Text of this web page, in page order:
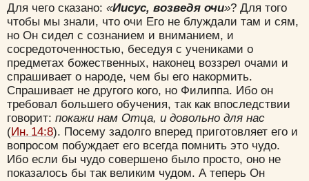
Для чего сказано: «Иисус, возведя очи»? Для того
чтобы мы знали, что очи Его не блуждали там и сям,
но Он сидел с сознанием и вниманием, и
сосредоточенностью, беседуя с учениками о
предметах божественных, наконец воззрел очами и
спрашивает о народе, чем бы его накормить.
Спрашивает не другого кого, но Филиппа. Ибо он
требовал большего обучения, так как впоследствии
говорит: покажи нам Отца, и довольно для нас
(Ин. 14:8). Посему задолго вперед приготовляет его и
вопросом побуждает его всегда помнить это чудо.
Ибо если бы чудо совершено было просто, оно не
показалось бы так великим чудом. А теперь Он